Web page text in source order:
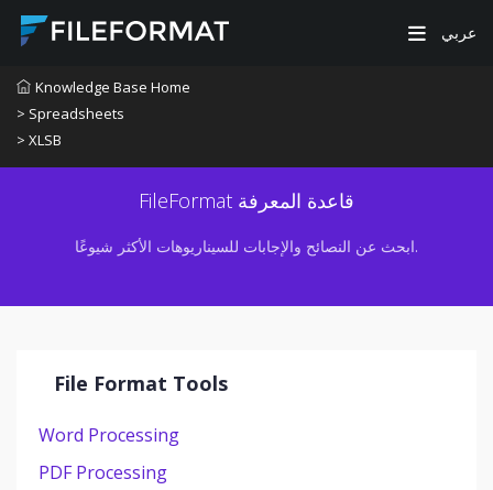
عربي
Knowledge Base Home
> Spreadsheets
> XLSB
FileFormat قاعدة المعرفة
ابحث عن النصائح والإجابات للسيناريوهات الأكثر شيوعًا.
File Format Tools
Word Processing
PDF Processing